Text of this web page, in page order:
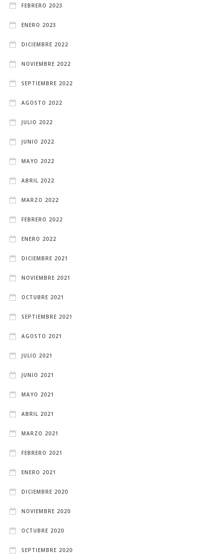
FEBRERO 2023
ENERO 2023
DICIEMBRE 2022
NOVIEMBRE 2022
SEPTIEMBRE 2022
AGOSTO 2022
JULIO 2022
JUNIO 2022
MAYO 2022
ABRIL 2022
MARZO 2022
FEBRERO 2022
ENERO 2022
DICIEMBRE 2021
NOVIEMBRE 2021
OCTUBRE 2021
SEPTIEMBRE 2021
AGOSTO 2021
JULIO 2021
JUNIO 2021
MAYO 2021
ABRIL 2021
MARZO 2021
FEBRERO 2021
ENERO 2021
DICIEMBRE 2020
NOVIEMBRE 2020
OCTUBRE 2020
SEPTIEMBRE 2020